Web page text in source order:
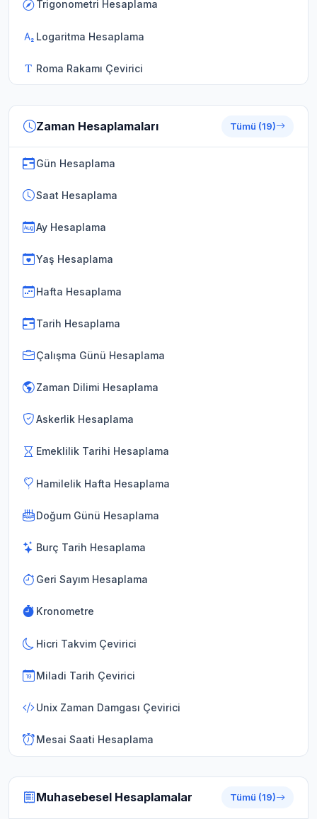
Trigonometri Hesaplama
Logaritma Hesaplama
Roma Rakamı Çevirici
Zaman Hesaplamaları Tümü (19)
Gün Hesaplama
Saat Hesaplama
Ay Hesaplama
Yaş Hesaplama
Hafta Hesaplama
Tarih Hesaplama
Çalışma Günü Hesaplama
Zaman Dilimi Hesaplama
Askerlik Hesaplama
Emeklilik Tarihi Hesaplama
Hamilelik Hafta Hesaplama
Doğum Günü Hesaplama
Burç Tarih Hesaplama
Geri Sayım Hesaplama
Kronometre
Hicri Takvim Çevirici
Miladi Tarih Çevirici
Unix Zaman Damgası Çevirici
Mesai Saati Hesaplama
Muhasebesel Hesaplamalar Tümü (19)